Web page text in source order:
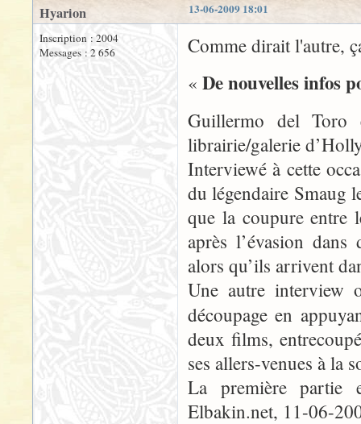
13-06-2009 18:01
Hyarion
Inscription : 2004
Messages : 2 656
Comme dirait l'autre,
« De nouvelles infos
Guillermo del
librairie/galerie
Interviewé à cette
du légendaire Smaug
que la coupure entre
après l’évasion
alors qu’ils arrivent
Une autre interview
découpage en
deux films,
ses allers-venues à la
La première partie
Elbakin.net, 11-06-